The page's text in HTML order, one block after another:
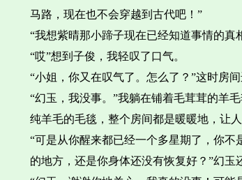
马路，现在也不会穿越到古代吧！”
“我想紫晴那小蹄子现在已经知道事情的
“哎”想到子俊，我轻叹了口气。
“小姐，你又在叹气了。怎么了？”这时房
“幻玉，我没事。”我躺在铺着毛茸茸的羊
纯羊毛的毛毯，整个房间都是暖暖地，让
“可是从你醒来都已经一个多星期了，你
的地方，还是你身体还没有恢复好？”幻玉